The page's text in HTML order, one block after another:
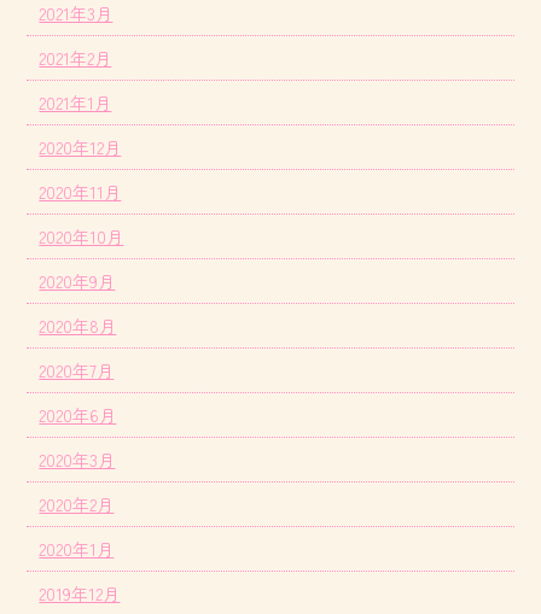
2021年3月
2021年2月
2021年1月
2020年12月
2020年11月
2020年10月
2020年9月
2020年8月
2020年7月
2020年6月
2020年3月
2020年2月
2020年1月
2019年12月